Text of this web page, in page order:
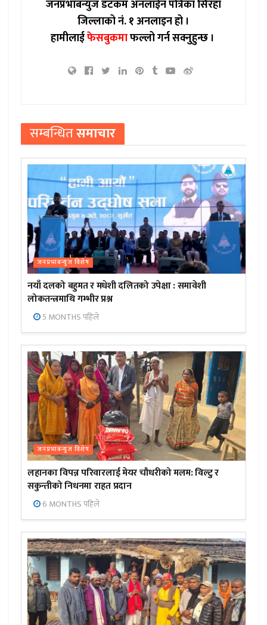
जनप्रभाबन्युज डटकम अनलाईन पत्रिका सिरहा
जिल्लाको नं. १ अनलाइन हो ।
हामीलाईफेसबुकमाफल्लो गर्न सक्नुहुन्छ ।
सम्बन्धितसमाचार
जनप्रभाबन्युज विशेष
नयाँ दलको बहुमत र मधेशी दलितको उपेक्षा : समावेशी
लोकतन्त्रमाथि गम्भीर प्रश्न
5 MONTHS पहिले
जनप्रभाबन्युज विशेष
लहानका विपन्न परिवारलाई मेयर चौधरीको मलम: विल्टु र
सकुन्तीको निधनमा राहत प्रदान
6 MONTHS पहिले